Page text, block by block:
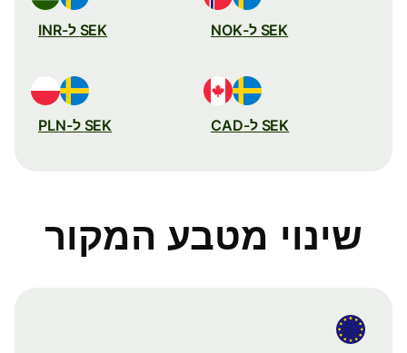
SEK ל-NOK SEK ל-INR
SEK ל-CAD SEK ל-PLN
שינוי מטבע המקור